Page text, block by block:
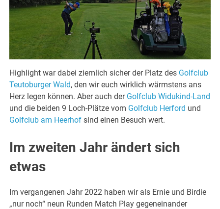
Highlight war dabei ziemlich sicher der Platz des Golfclub
Teutoburger Wald, den wir euch wirklich wärmstens ans
Herz legen können. Aber auch der Golfclub Widukind-Land
und die beiden 9 Loch-Plätze vom Golfclub Herford und
Golfclub am Heerhof sind einen Besuch wert.
Im zweiten Jahr ändert sich
etwas
Im vergangenen Jahr 2022 haben wir als Ernie und Birdie
„nur noch“ neun Runden Match Play gegeneinander